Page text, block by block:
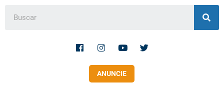
ANUNCIE